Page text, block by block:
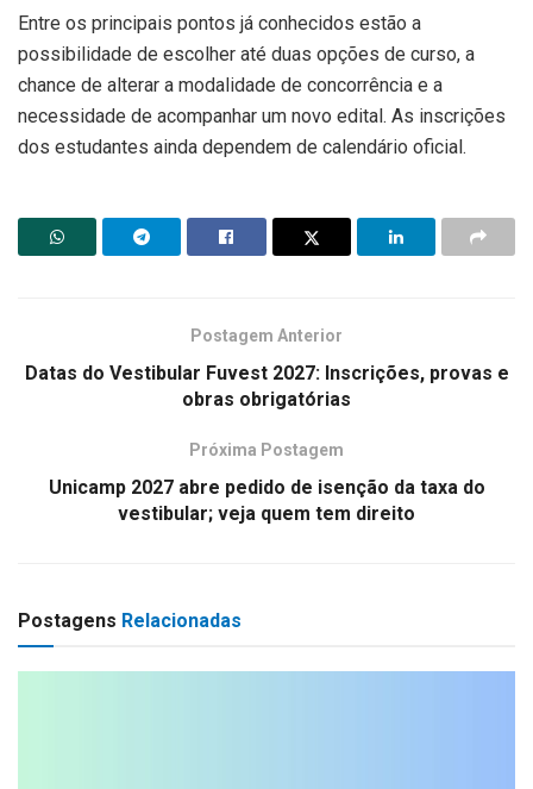
Entre os principais pontos já conhecidos estão a
possibilidade de escolher até duas opções de curso, a
chance de alterar a modalidade de concorrência e a
necessidade de acompanhar um novo edital. As inscrições
dos estudantes ainda dependem de calendário oficial.
Postagem Anterior
Datas do Vestibular Fuvest 2027: Inscrições, provas e
obras obrigatórias
Próxima Postagem
Unicamp 2027 abre pedido de isenção da taxa do
vestibular; veja quem tem direito
Postagens Relacionadas